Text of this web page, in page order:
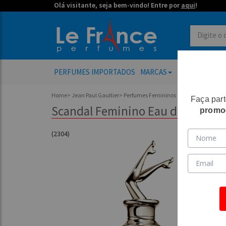
Olá visitante, seja bem-vindo! Entre poraqui!
PERFUMES IMPORTADOS MARCAS PERFUMES
Home> Jean Paul Gaultier> Perfumes Femininos
Scandal Feminino Eau de
(2304)
Faça